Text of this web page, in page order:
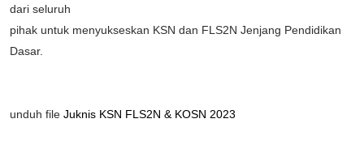
dari seluruh
pihak untuk menyukseskan KSN dan FLS2N Jenjang Pendidikan
Dasar.
unduh file Juknis KSN FLS2N & KOSN 2023